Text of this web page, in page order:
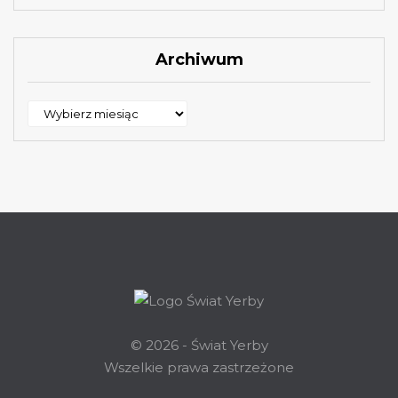
Archiwum
Archiwum
© 2026 - Świat Yerby
Wszelkie prawa zastrzeżone